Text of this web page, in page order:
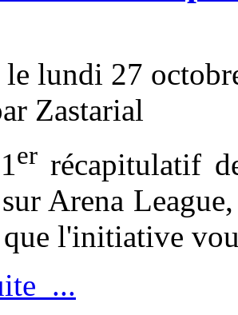
lundi 27
Zastarial
errécapitulatif
Arena
que l'initiative
...